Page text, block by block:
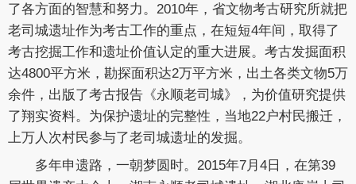
了各方面的智慧和努力。2010年，省文物考古研究所就把
老司城遗址作为考古工作的重点，在短短4年间，取得了
考古挖掘工作和遗址价值认定的重大进展。考古发掘面积
达4800平方米，勘探面积达2万平方米，出土各类文物5万
余件，出版了考古报告《永顺老司城》，为价值研究提供
了翔实资料。为保护遗址的完整性，当地22户村民搬迁，
上万人次村民参与了老司城遗址的发掘。
多年申遗路，一朝梦圆时。2015年7月4日，在第39